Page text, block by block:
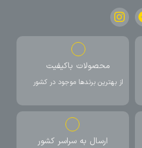
محصولات باکیفیت
از بهترین برندها موجود در کشور
ارسال به سراسر کشور